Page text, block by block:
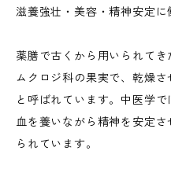
滋養強壮・美容・精神安定に
薬膳で古くから用いられてき
ムクロジ科の果実で、乾燥さ
と呼ばれています。中医学
血を養いながら精神を安定
られています。